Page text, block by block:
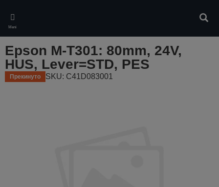
main
content
Meni
Epson M-T301: 80mm, 24V,
HUS, Lever=STD, PES
Прекинуто SKU: C41D083001